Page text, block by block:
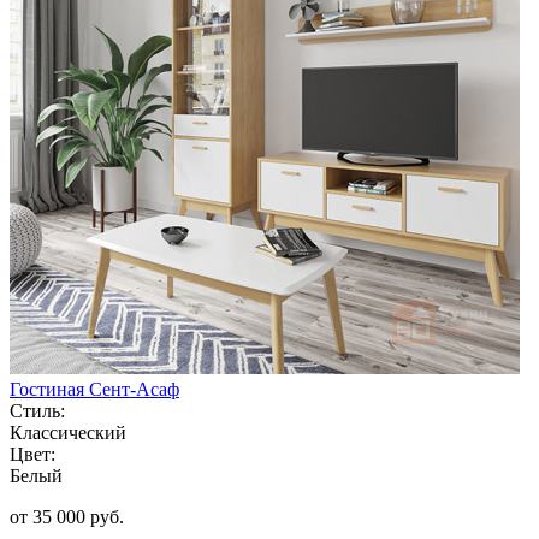
Гостиная Сент-Асаф
Стиль:
Классический
Цвет:
Белый
от 35 000 руб.